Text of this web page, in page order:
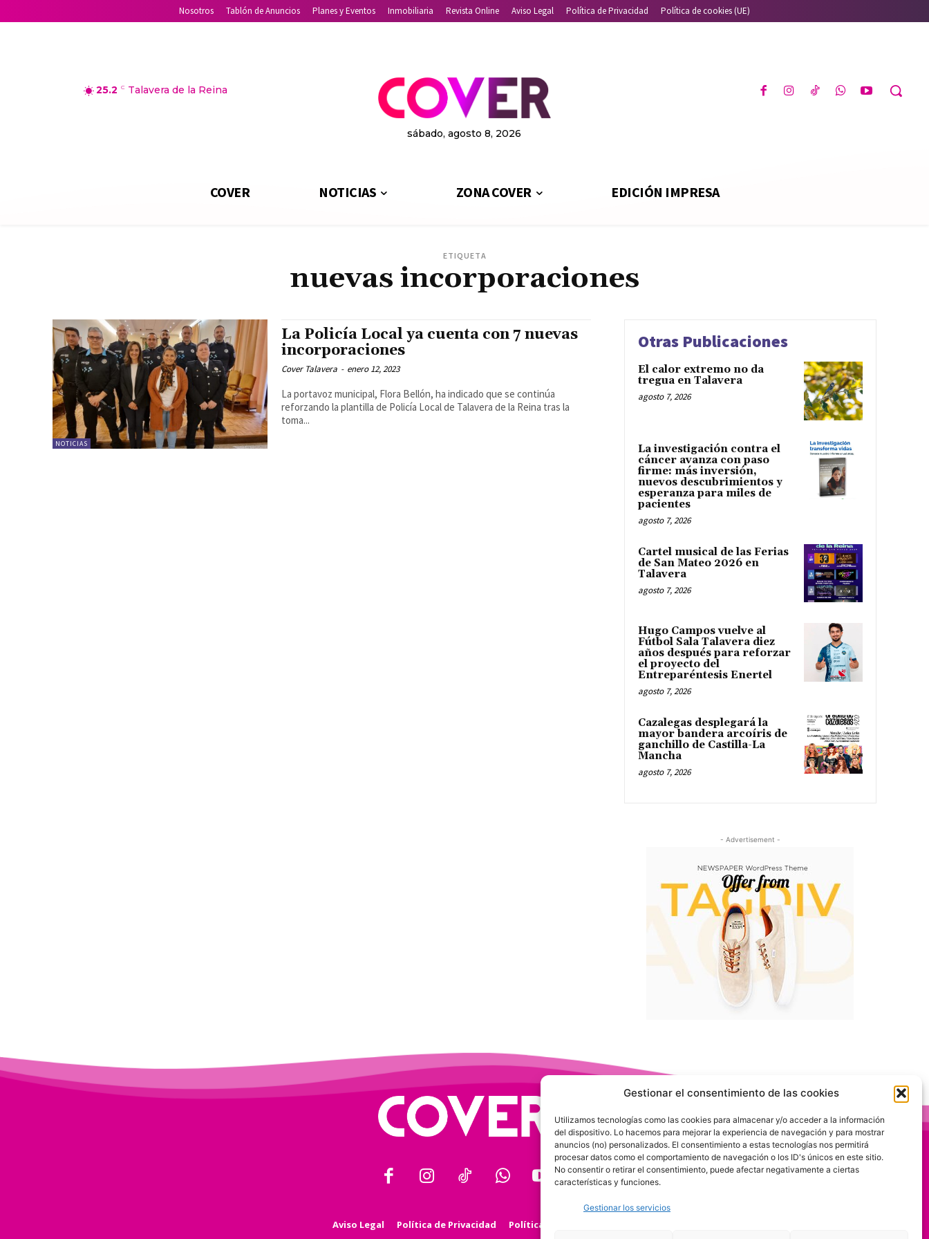
Gestionar el consentimiento de las cookies
Utilizamos tecnologías como las cookies para almacenar y/o acceder a la información
del dispositivo. Lo hacemos para mejorar la experiencia de navegación y para mostrar
anuncios (no) personalizados. El consentimiento a estas tecnologías nos permitirá
procesar datos como el comportamiento de navegación o los ID's únicos en este sitio.
No consentir o retirar el consentimiento, puede afectar negativamente a ciertas
características y funciones.
Gestionar los servicios
Nosotros Tablón de Anuncios Planes y Eventos Inmobiliaria Revista Online Aviso Legal Política de Privacidad Política de cookies (UE)
25.2 C Talavera de la Reina
sábado, agosto 8, 2026
COVER NOTICIAS ZONA COVER EDICIÓN IMPRESA
ETIQUETA
nuevas incorporaciones
NOTICIAS
La Policía Local ya cuenta con 7 nuevas
incorporaciones
Cover Talavera - enero 12, 2023
La portavoz municipal, Flora Bellón, ha indicado que se continúa
reforzando la plantilla de Policía Local de Talavera de la Reina tras la
toma...
Otras Publicaciones
El calor extremo no da
tregua en Talavera
agosto 7, 2026
La investigación contra el
cáncer avanza con paso
firme: más inversión,
nuevos descubrimientos y
esperanza para miles de
pacientes
agosto 7, 2026
Cartel musical de las Ferias
de San Mateo 2026 en
Talavera
agosto 7, 2026
Hugo Campos vuelve al
Fútbol Sala Talavera diez
años después para reforzar
el proyecto del
Entreparéntesis Enertel
agosto 7, 2026
Cazalegas desplegará la
mayor bandera arcoíris de
ganchillo de Castilla-La
Mancha
agosto 7, 2026
- Advertisement -
Aviso Legal Política de Privacidad Política de Cookies